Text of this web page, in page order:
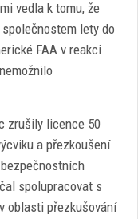
vedla k tomu, že
lety do
FAA v reakci
zrušily licence 50
a přezkoušení
spolupracovat s
oblasti přezkušování